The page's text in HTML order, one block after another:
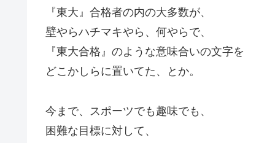
『東大』合格者の内の大多数が、
壁やらハチマキやら、何やらで、
『東大合格』のような意味合いの文字を
どこかしらに置いてた、とか。
今まで、スポーツでも趣味でも、
困難な目標に対して、